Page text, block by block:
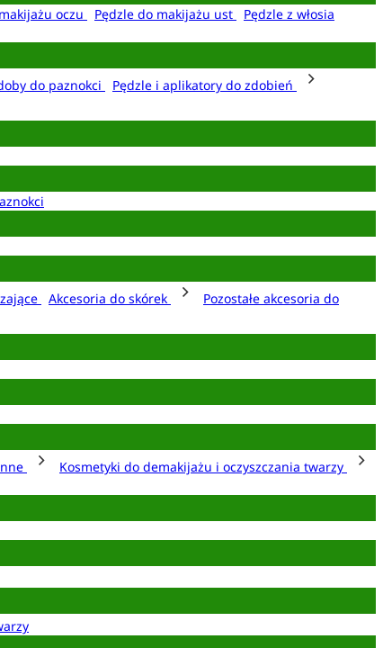
oczu Pędzle do makijażu ust
Pędzle z włosia
do paznokci
Pędzle i aplikatory do zdobień
Akcesoria do skórek
Pozostałe akcesoria do
Kosmetyki do demakijażu i oczyszczania twarzy